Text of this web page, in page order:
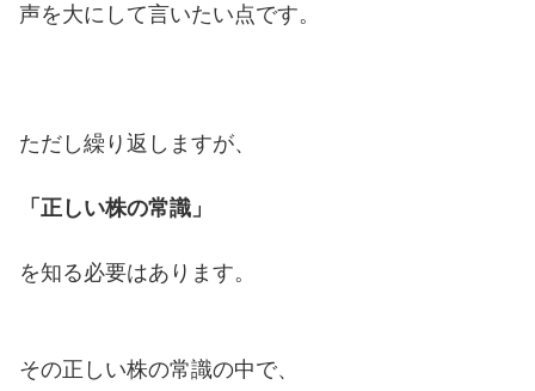
声を大にして言いたい点です。
ただし繰り返しますが、
「正しい株の常識」
を知る必要はあります。
その正しい株の常識の中で、